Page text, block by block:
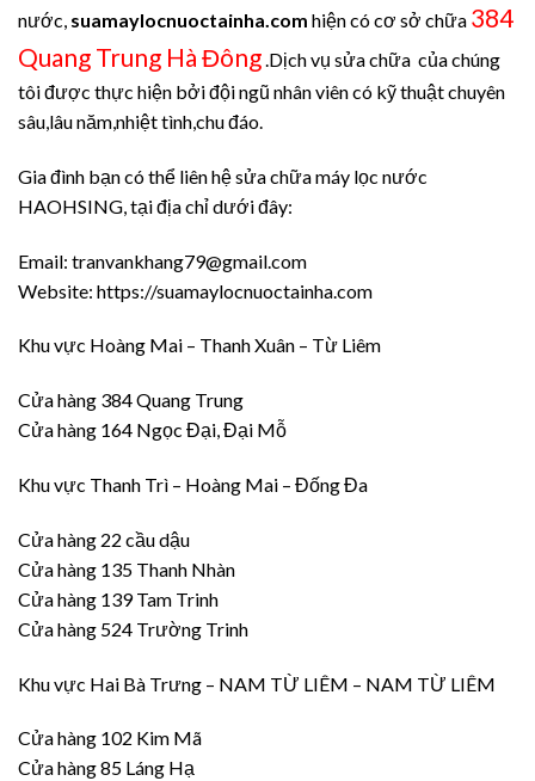
nước, suamaylocnuoctainha.com hiện có cơ sở chữa 384
Quang Trung Hà Đông.Dịch vụ sửa chữa của chúng
tôi được thực hiện bởi đội ngũ nhân viên có kỹ thuật chuyên
sâu,lâu năm,nhiệt tình,chu đáo.
Gia đình bạn có thể liên hệ sửa chữa máy lọc nước
HAOHSING, tại địa chỉ dưới đây:
Email: tranvankhang79@gmail.com
Website: https://suamaylocnuoctainha.com
Khu vực Hoàng Mai – Thanh Xuân – Từ Liêm
Cửa hàng 384 Quang Trung
Cửa hàng 164 Ngọc Đại, Đại Mỗ
Khu vực Thanh Trì – Hoàng Mai – Đống Đa
Cửa hàng 22 cầu dậu
Cửa hàng 135 Thanh Nhàn
Cửa hàng 139 Tam Trinh
Cửa hàng 524 Trường Trinh
Khu vực Hai Bà Trưng – NAM TỪ LIÊM – NAM TỪ LIÊM
Cửa hàng 102 Kim Mã
Cửa hàng 85 Láng Hạ